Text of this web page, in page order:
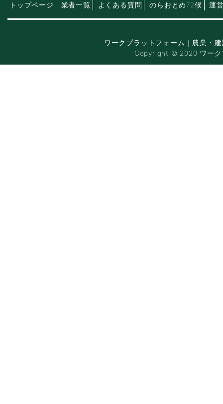
トップページ 業者一覧 よくある質問 のらおとめ72候 運
ワークプラットフォーム｜農業・
Copyright © 2020 ワーク